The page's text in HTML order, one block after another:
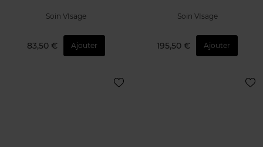
Soin VIsage
83,50 € Ajouter
Soin VIsage
195,50 € Ajouter